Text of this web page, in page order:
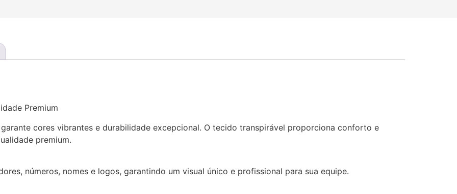
Premium
cores vibrantes e durabilidade excepcional. O tecido transpirável proporciona conforto e
premium.
números, nomes e logos, garantindo um visual único e profissional para sua equipe.